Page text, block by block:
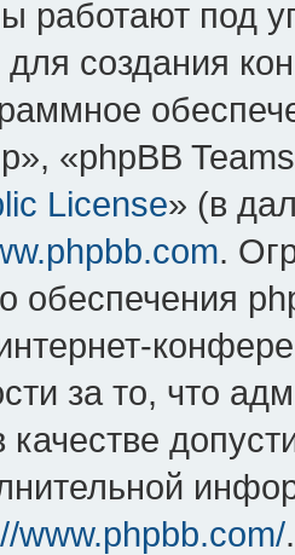
под
для создания
«phpBB
License» (в
.
обеспечения
за то, что
качестве
www.phpbb.com/.